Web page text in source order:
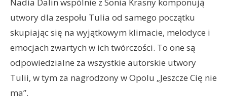
utwory dla zespołu Tulia od samego początku
skupiając się na wyjątkowym klimacie, melodyce i
emocjach zwartych w ich twórczości. To one są
odpowiedzialne za wszystkie autorskie utwory
Tulii, w tym za nagrodzony w Opolu „Jeszcze Cię nie
ma”.